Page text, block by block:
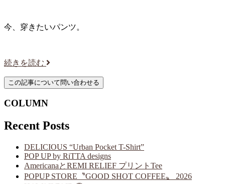
今、穿きたいパンツ。
続きを読む
COLUMN
Recent Posts
DELICIOUS “Urban Pocket T-Shirt”
POP UP by RiTTA designs
AmericanaとREMI RELIEF プリントTee
POPUP STORE〝GOOD SHOT COFFEE〟 2026